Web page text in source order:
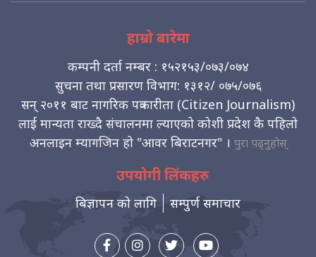
हाम्रो बारेमा
कम्पनी दर्ता नम्बर : १५२१५३/०७३/०७४
सुचना तथा प्रसारण विभाग: १३१२/ ०७५/०७६
सन् २०११ बाट नागरिक पत्रकारीता (Citizen Journalism)
लाई मान्यता राख्दै संचालनमा ल्याएको कोशी प्रदेश कै पहिलो
अनलाइन म्यागजिन हो "आवर बिराटनगर" । पुरा पढ्नुहोस्
उपयोगी लिंकहरु
बिज्ञापन को लागि सम्पुर्ण समाचार